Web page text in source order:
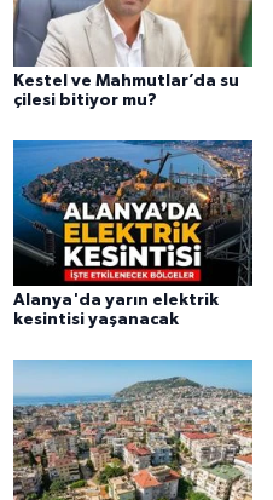
Kestel ve Mahmutlar’da su
çilesi bitiyor mu?
Alanya'da yarın elektrik
kesintisi yaşanacak